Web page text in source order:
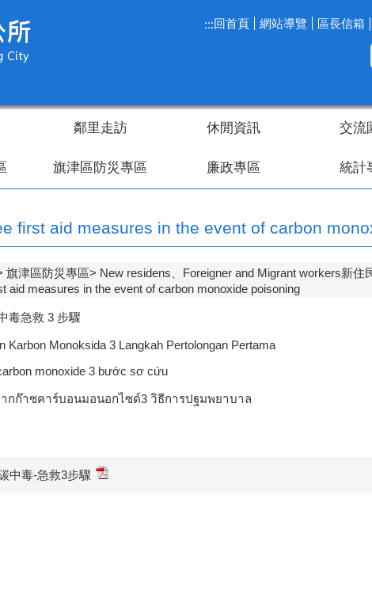
:::回首頁 網站導覽 區長信箱
鄰里走訪 休閒資訊 交流
旗津區防災專區 廉政專區 統計
first aid measures in the event of carbon
旗津區防災專區
New residens、Foreigner and Migrant workers新住
aid measures in the event of carbon monoxide poisoning
毒急救 3 步驟
Karbon Monoksida 3 Langkah Pertolongan Pertama
monoxide 3 bước sơ cứu
กก๊าซคาร์บอนมอนอกไซด์3 วิธีการปฐมพยาบาล
中毒-急救3步驟